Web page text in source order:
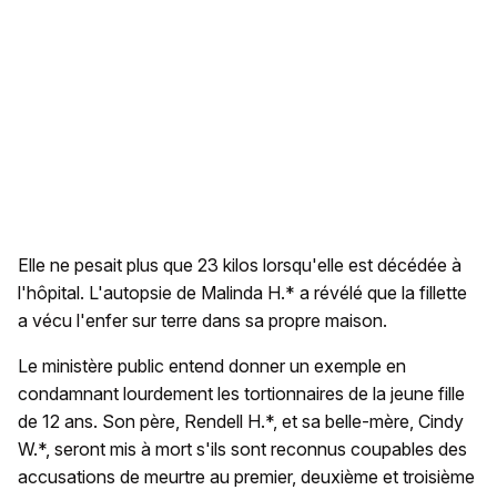
Elle ne pesait plus que 23 kilos lorsqu'elle est décédée à
l'hôpital. L'autopsie de Malinda H.* a révélé que la fillette
a vécu l'enfer sur terre dans sa propre maison.
Le ministère public entend donner un exemple en
condamnant lourdement les tortionnaires de la jeune fille
de 12 ans. Son père, Rendell H.*, et sa belle-mère, Cindy
W.*, seront mis à mort s'ils sont reconnus coupables des
accusations de meurtre au premier, deuxième et troisième